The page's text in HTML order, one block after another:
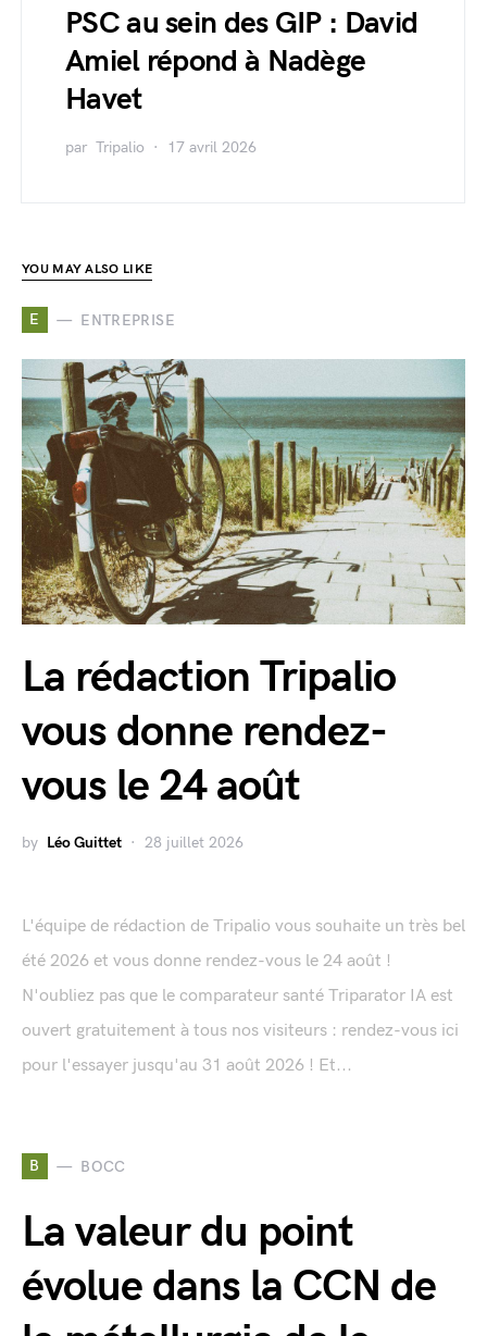
PSC au sein des GIP : David
Amiel répond à Nadège
Havet
par Tripalio 17 avril 2026
YOU MAY ALSO LIKE
E ENTREPRISE
La rédaction Tripalio
vous donne rendez-
vous le 24 août
by Léo Guittet 28 juillet 2026
L'équipe de rédaction de Tripalio vous souhaite un très bel
été 2026 et vous donne rendez-vous le 24 août !
N'oubliez pas que le comparateur santé Triparator IA est
ouvert gratuitement à tous nos visiteurs : rendez-vous ici
pour l'essayer jusqu'au 31 août 2026 ! Et...
B BOCC
La valeur du point
évolue dans la CCN de